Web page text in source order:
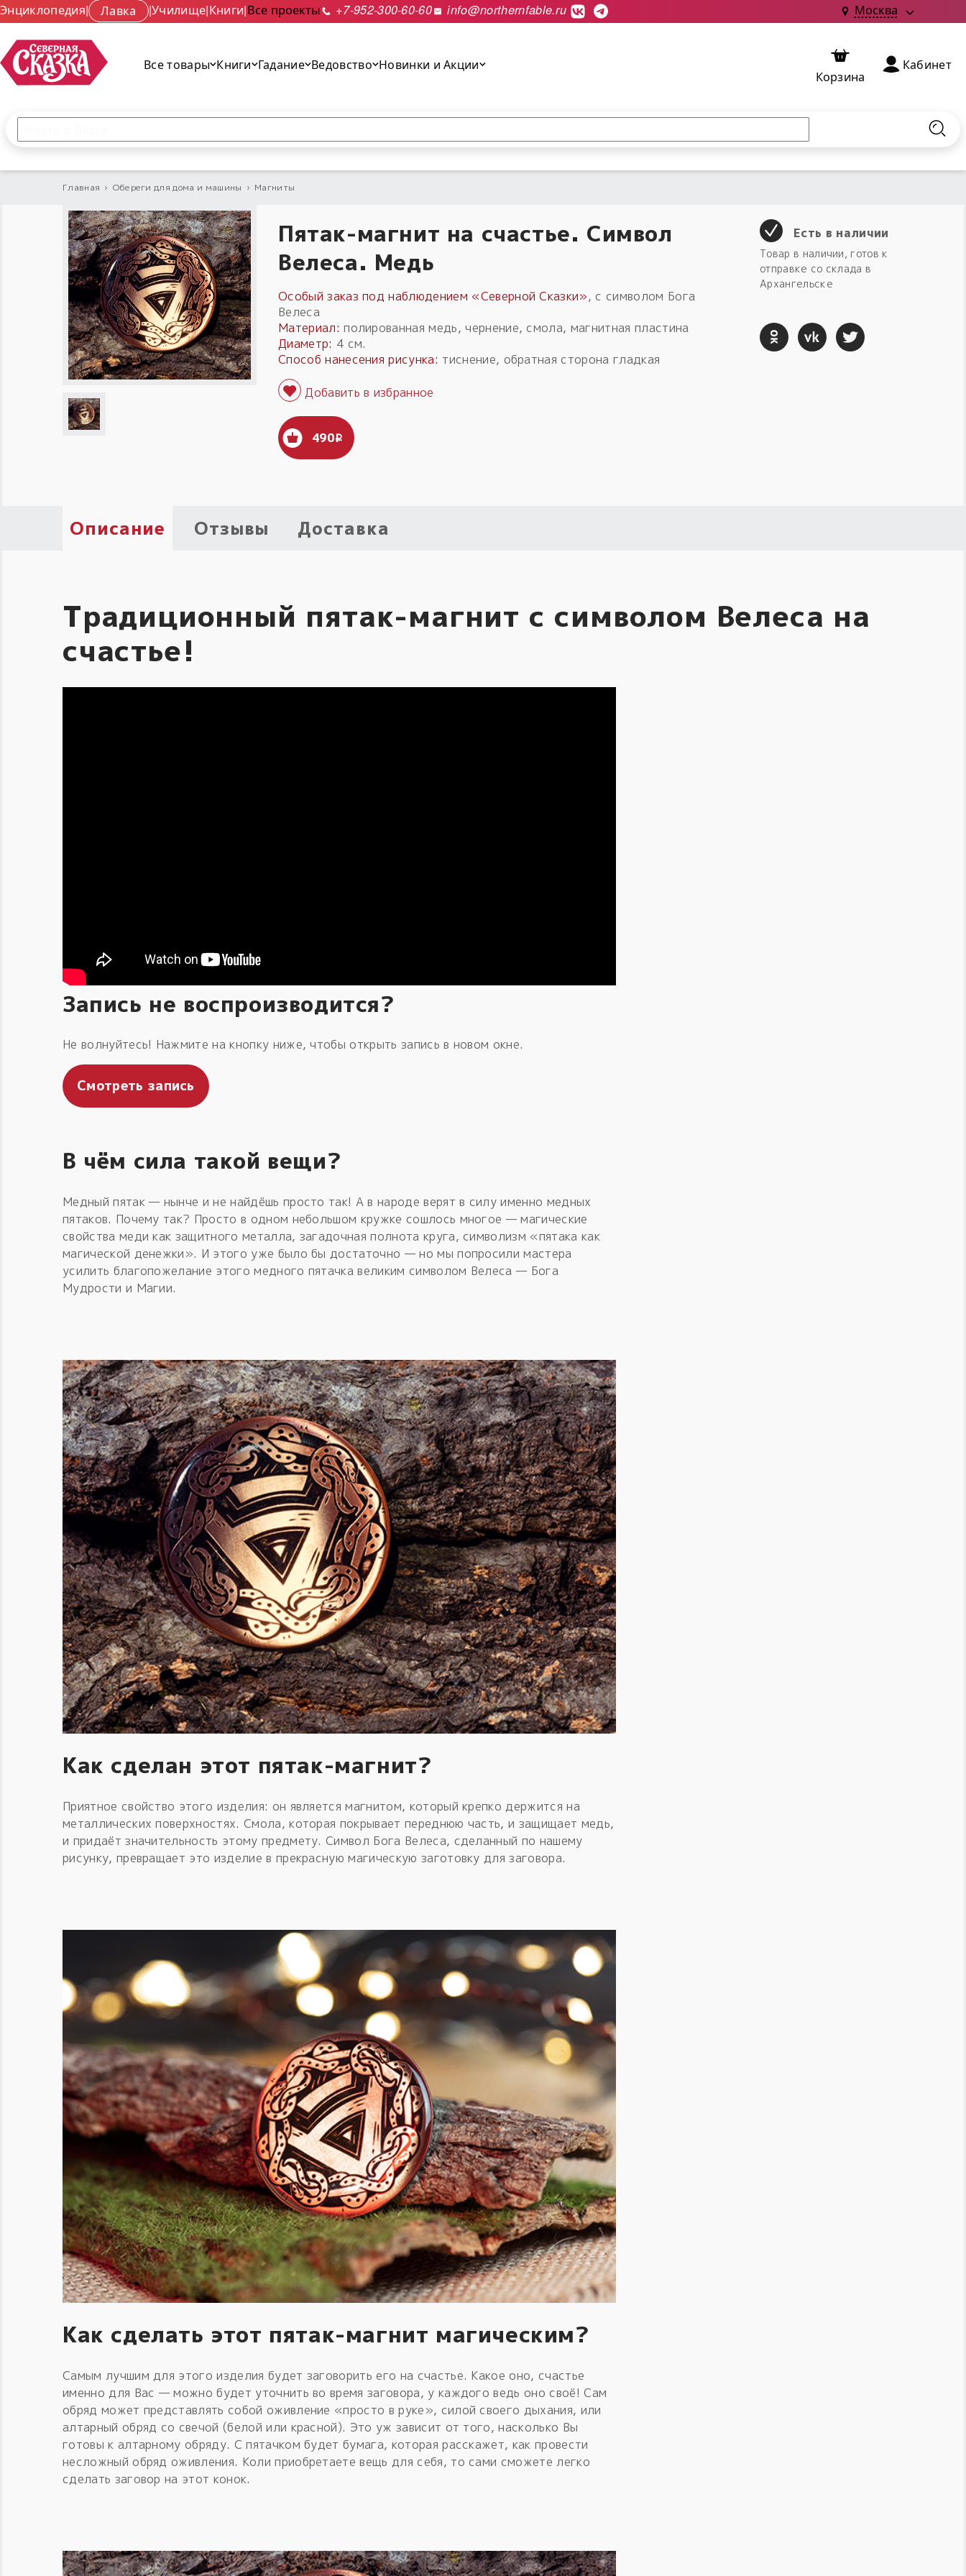
Энциклопедия| Лавка |Училище|Книги|Все проекты +7-952-300-60-60 info@northernfable.ru Москва
Все товары Книги Гадание Ведовство Новинки и Акции
Корзина
Кабинет
Главная › Обереги для дома и машины › Магниты
Пятак-магнит на счастье. Символ
Велеса. Медь
Особый заказ под наблюдением «Северной Сказки», с символом Бога
Велеса
Материал: полированная медь, чернение, смола, магнитная пластина
Диаметр: 4 см.
Способ нанесения рисунка: тиснение, обратная сторона гладкая
490i
Есть в наличии
Товар в наличии, готов к
отправке со склада в
Архангельске
Описание Отзывы Доставка
Традиционный пятак-магнит с символом Велеса на
счастье!
Запись не воспроизводится?
Не волнуйтесь! Нажмите на кнопку ниже, чтобы открыть запись в новом окне.
Смотреть запись
В чём сила такой вещи?
Медный пятак — нынче и не найдёшь просто так! А в народе верят в силу именно медных
пятаков. Почему так? Просто в одном небольшом кружке сошлось многое — магические
свойства меди как защитного металла, загадочная полнота круга, символизм «пятака как
магической денежки». И этого уже было бы достаточно — но мы попросили мастера
усилить благопожелание этого медного пятачка великим символом Велеса — Бога
Мудрости и Магии.
Как сделан этот пятак-магнит?
Приятное свойство этого изделия: он является магнитом, который крепко держится на
металлических поверхностях. Смола, которая покрывает переднюю часть, и защищает медь,
и придаёт значительность этому предмету. Символ Бога Велеса, сделанный по нашему
рисунку, превращает это изделие в прекрасную магическую заготовку для заговора.
Как сделать этот пятак-магнит магическим?
Самым лучшим для этого изделия будет заговорить его на счастье. Какое оно, счастье
именно для Вас — можно будет уточнить во время заговора, у каждого ведь оно своё! Сам
обряд может представлять собой оживление «просто в руке», силой своего дыхания, или
алтарный обряд со свечой (белой или красной). Это уж зависит от того, насколько Вы
готовы к алтарному обряду. С пятачком будет бумага, которая расскажет, как провести
несложный обряд оживления. Коли приобретаете вещь для себя, то сами сможете легко
сделать заговор на этот конок.